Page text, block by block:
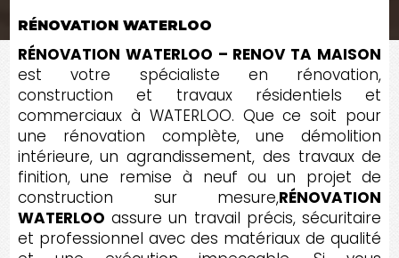
RÉNOVATION WATERLOO
RÉNOVATION WATERLOO – RENOV TA MAISON
est votre spécialiste en rénovation,
construction et travaux résidentiels et
commerciaux à WATERLOO. Que ce soit pour
une rénovation complète, une démolition
intérieure, un agrandissement, des travaux de
finition, une remise à neuf ou un projet de
construction sur mesure,RÉNOVATION
WATERLOO assure un travail précis, sécuritaire
et professionnel avec des matériaux de qualité